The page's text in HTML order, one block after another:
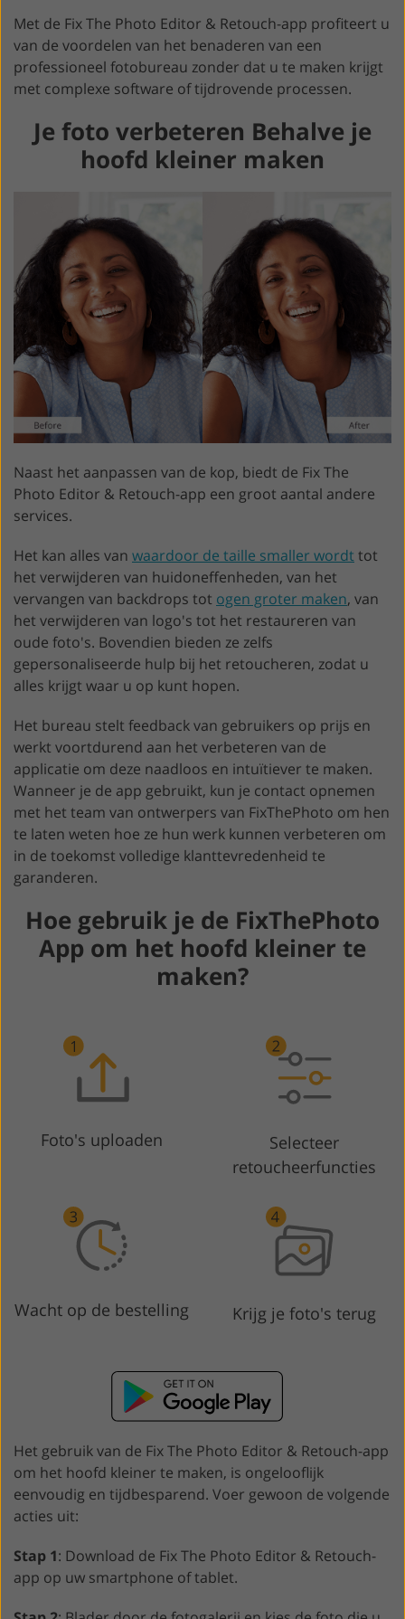
Met de Fix The Photo Editor & Retouch-app profiteert u
van de voordelen van het benaderen van een
professioneel fotobureau zonder dat u te maken krijgt
met complexe software of tijdrovende processen.
Je foto verbeteren Behalve je
hoofd kleiner maken
Naast het aanpassen van de kop, biedt de Fix The
Photo Editor & Retouch-app een groot aantal andere
services.
Het kan alles van waardoor de taille smaller wordttot
het verwijderen van huidoneffenheden, van het
vervangen van backdrops tot ogen groter maken, van
het verwijderen van logo's tot het restaureren van
oude foto's. Bovendien bieden ze zelfs
gepersonaliseerde hulp bij het retoucheren, zodat u
alles krijgt waar u op kunt hopen.
Het bureau stelt feedback van gebruikers op prijs en
werkt voortdurend aan het verbeteren van de
applicatie om deze naadloos en intuïtiever te maken.
Wanneer je de app gebruikt, kun je contact opnemen
met het team van ontwerpers van FixThePhoto om hen
te laten weten hoe ze hun werk kunnen verbeteren om
in de toekomst volledige klanttevredenheid te
garanderen.
Hoe gebruik je de FixThePhoto
App om het hoofd kleiner te
maken?
Foto's uploaden
Selecteer
retoucheerfuncties
Wacht op de bestelling Krijg je foto's terug
Het gebruik van de Fix The Photo Editor & Retouch-app
om het hoofd kleiner te maken, is ongelooflijk
eenvoudig en tijdbesparend. Voer gewoon de volgende
acties uit:
Stap 1: Download de Fix The Photo Editor & Retouch-
app op uw smartphone of tablet.